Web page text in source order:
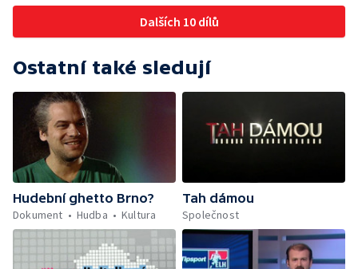
Dalších 10 dílů
Ostatní také sledují
Hudební ghetto Brno?
Dokument
Hudba Kultura
Tah dámou
Společnost